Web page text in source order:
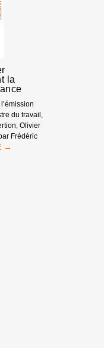
la
du travail,
Olivier
Frédéric